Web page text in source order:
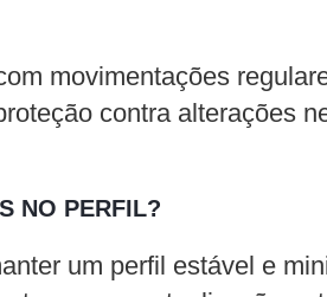
movimentações
contra alterações
NO PERFIL?
um perfil estável e